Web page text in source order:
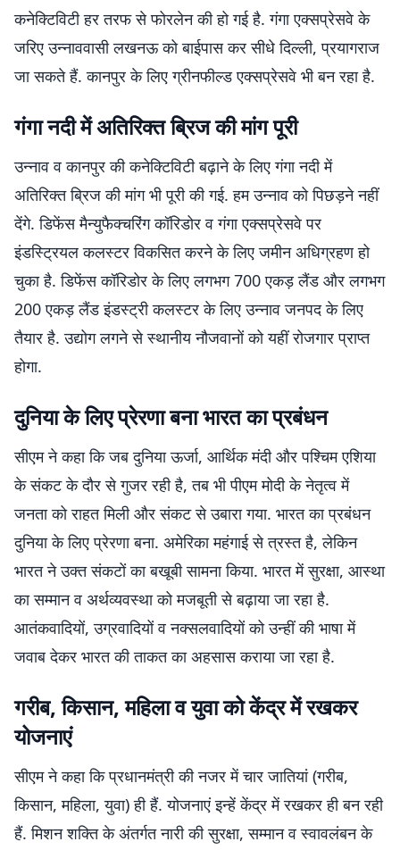
कनेक्टिविटी हर तरफ से फोरलेन की हो गई है. गंगा एक्सप्रेसवे के
जरिए उन्नाववासी लखनऊ को बाईपास कर सीधे दिल्ली, प्रयागराज
जा सकते हैं. कानपुर के लिए ग्रीनफील्ड एक्सप्रेसवे भी बन रहा है.
गंगा नदी में अतिरिक्त ब्रिज की मांग पूरी
उन्नाव व कानपुर की कनेक्टिविटी बढ़ाने के लिए गंगा नदी में
अतिरिक्त ब्रिज की मांग भी पूरी की गई. हम उन्नाव को पिछड़ने नहीं
देंगे. डिफेंस मैन्युफैक्चरिंग कॉरिडोर व गंगा एक्सप्रेसवे पर
इंडस्ट्रियल कलस्टर विकसित करने के लिए जमीन अधिग्रहण हो
चुका है. डिफेंस कॉरिडोर के लिए लगभग 700 एकड़ लैंड और लगभग
200 एकड़ लैंड इंडस्ट्री कलस्टर के लिए उन्नाव जनपद के लिए
तैयार है. उद्योग लगने से स्थानीय नौजवानों को यहीं रोजगार प्राप्त
होगा.
दुनिया के लिए प्रेरणा बना भारत का प्रबंधन
सीएम ने कहा कि जब दुनिया ऊर्जा, आर्थिक मंदी और पश्चिम एशिया
के संकट के दौर से गुजर रही है, तब भी पीएम मोदी के नेतृत्व में
जनता को राहत मिली और संकट से उबारा गया. भारत का प्रबंधन
दुनिया के लिए प्रेरणा बना. अमेरिका महंगाई से त्रस्त है, लेकिन
भारत ने उक्त संकटों का बखूबी सामना किया. भारत में सुरक्षा, आस्था
का सम्मान व अर्थव्यवस्था को मजबूती से बढ़ाया जा रहा है.
आतंकवादियों, उग्रवादियों व नक्सलवादियों को उन्हीं की भाषा में
जवाब देकर भारत की ताकत का अहसास कराया जा रहा है.
गरीब, किसान, महिला व युवा को केंद्र में रखकर
योजनाएं
सीएम ने कहा कि प्रधानमंत्री की नजर में चार जातियां (गरीब,
किसान, महिला, युवा) ही हैं. योजनाएं इन्हें केंद्र में रखकर ही बन रही
हैं. मिशन शक्ति के अंतर्गत नारी की सुरक्षा, सम्मान व स्वावलंबन के